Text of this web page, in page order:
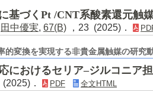
基づくPt /CNT系酸素還元触
田中優実, 67(B) ，23 (2025)．
的変換を実現する非貴金属触媒の研究
におけるセリア–ジルコニア
． PDF 全文HTML